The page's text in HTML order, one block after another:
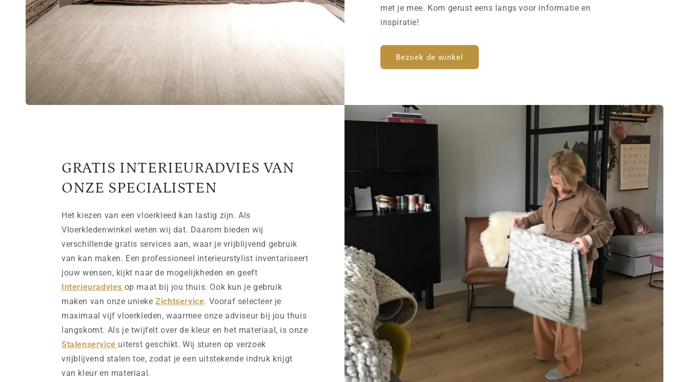
met je mee. Kom gerust eens langs voor informatie en
inspiratie!
Bezoek de winkel
GRATIS INTERIEURADVIES VAN
ONZE SPECIALISTEN
Het kiezen van een vloerkleed kan lastig zijn. Als
Vloerkledenwinkel weten wij dat. Daarom bieden wij
verschillende gratis services aan, waar je vrijblijvend gebruik
van kan maken. Een professioneel interieurstylist inventariseert
jouw wensen, kijkt naar de mogelijkheden en geeft
Interieuradvies op maat bij jou thuis. Ook kun je gebruik
maken van onze uniekeZichtservice. Vooraf selecteer je
maximaal vijf vloerkleden, waarmee onze adviseur bij jou thuis
langskomt. Als je twijfelt over de kleur en het materiaal, is onze
Stalenservice uiterst geschikt. Wij sturen op verzoek
vrijblijvend stalen toe, zodat je een uitstekende indruk krijgt
van kleur en materiaal.